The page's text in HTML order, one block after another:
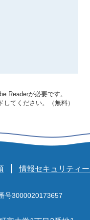
Readerが必要です。
てください。（無料）
情報セキュリティ
号3000020173657